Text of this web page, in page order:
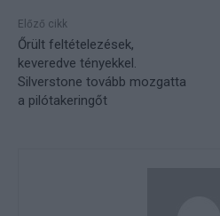
Előző cikk
Őrült feltételezések,
keveredve tényekkel.
Silverstone tovább mozgatta
a pilótakeringőt